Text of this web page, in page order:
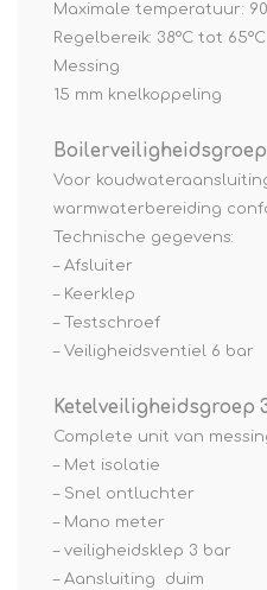
Maximale temperatuur:
Regelbereik: 38°C tot 65°C
Messing
15 mm knelkoppeling
Voor
warmwaterbereiding
Technische gegevens:
– Afsluiter
– Keerklep
– Testschroef
– Veiligheidsventiel 6 bar
Ketelveiligheidsgroep
Complete unit van
– Met isolatie
– Snel ontluchter
– Mano meter
– veiligheidsklep 3 bar
– Aansluiting duim